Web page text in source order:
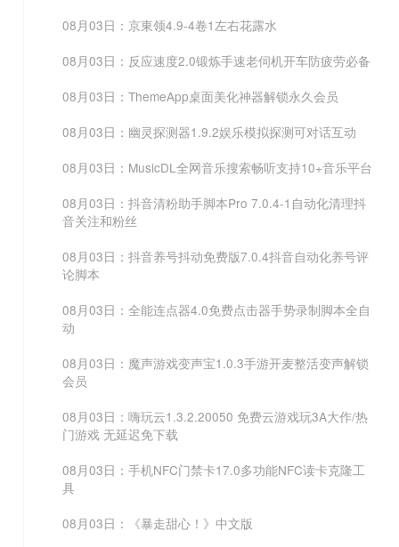
08月03日：京東领4.9-4卷1左右花露水
08月03日：反应速度2.0锻炼手速老伺机开车防疲劳必备
08月03日：ThemeApp桌面美化神器解锁永久会员
08月03日：幽灵探测器1.9.2娱乐模拟探测可对话互动
08月03日：MusicDL全网音乐搜索畅听支持10+音乐平台
08月03日：抖音清粉助手脚本Pro 7.0.4-1自动化清理抖
音关注和粉丝
08月03日：抖音养号抖动免费版7.0.4抖音自动化养号评
论脚本
08月03日：全能连点器4.0免费点击器手势录制脚本全自
动
08月03日：魔声游戏变声宝1.0.3手游开麦整活变声解锁
会员
08月03日：嗨玩云1.3.2.20050 免费云游戏玩3A大作/热
门游戏 无延迟免下载
08月03日：手机NFC门禁卡17.0多功能NFC读卡克隆工
具
08月03日：《暴走甜心！》中文版